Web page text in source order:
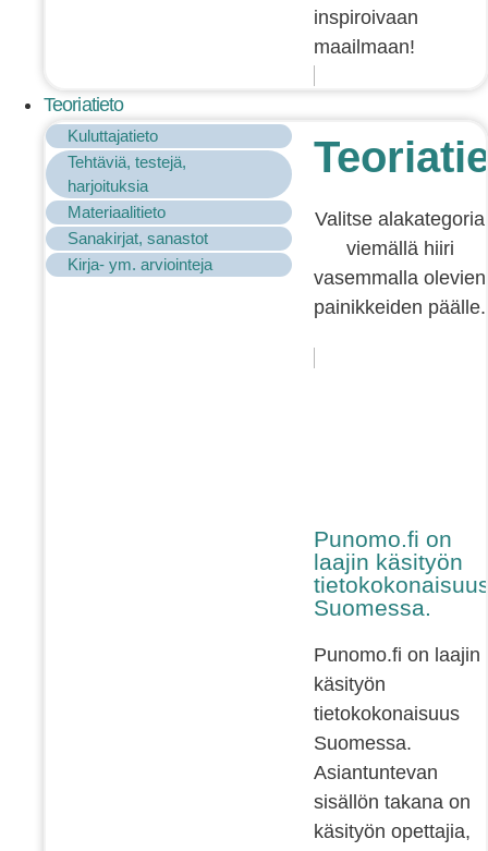
inspiroivaan
maailmaan!
Teoriatieto
Kuluttajatieto
Tehtäviä, testejä,
harjoituksia
Materiaalitieto
Sanakirjat, sanastot
Kirja- ym. arviointeja
Valitse alakategoria
viemällä hiiri
vasemmalla olevien
painikkeiden päälle.
Punomo.fi on
laajin käsityön
Suomessa.
Punomo.fi on laajin
käsityön
tietokokonaisuus
Suomessa.
Asiantuntevan
sisällön takana on
käsityön opettajia,